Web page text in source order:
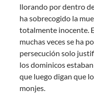
llorando por dentro
ha sobrecogido la
totalmente inocente.
muchas veces se ha
persecución solo
los dominicos
que luego digan que
monjes.